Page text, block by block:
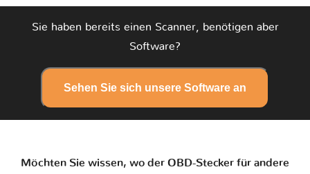
Sie haben bereits einen Scanner, benötigen aber
Software?
Sehen Sie sich unsere Software an
Möchten Sie wissen, wo der OBD-Stecker für andere